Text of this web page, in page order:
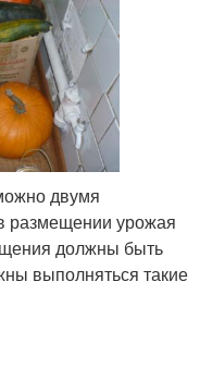
двумя
размещении урожая
должны быть
выполняться такие